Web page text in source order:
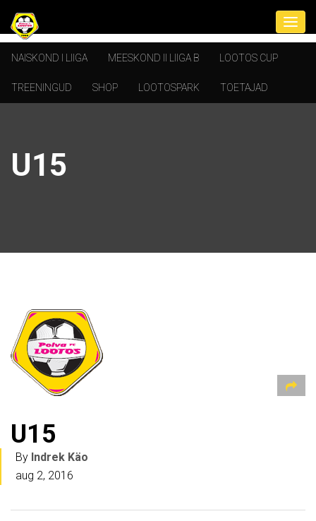
NAISKOND I LIIGA MEESKOND II LIIGA B LOOTOS CUP
TREENINGUD SHOP LOOTOSPARK TOETAJAD
U15
U15
By Indrek Käo
aug 2, 2016